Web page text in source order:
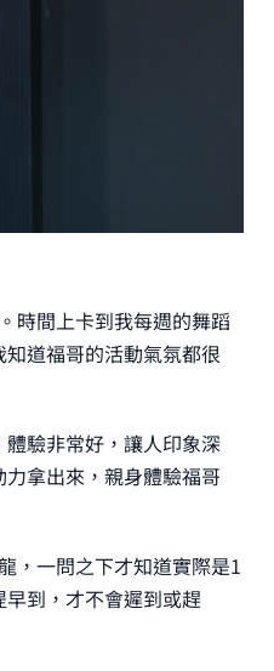
時間上卡到我每週的舞蹈
道福哥的活動氣氛都很
驗非常好，讓人印象深
拿出來，親身體驗福哥
，一問之下才知道實際是1
到，才不會遲到或趕